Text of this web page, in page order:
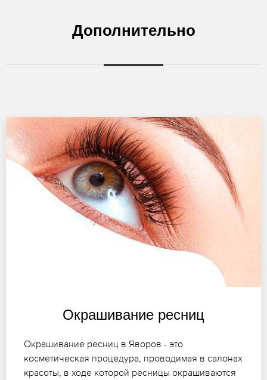
Дополнительно
Окрашивание ресниц
Окрашивание ресниц в Яворов - это
косметическая процедура, проводимая в салонах
красоты, в ходе которой ресницы окрашиваются